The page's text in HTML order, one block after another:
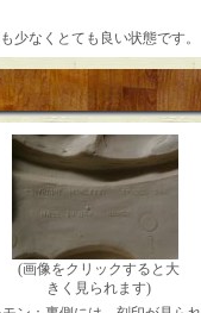
なくとても良い状態です。
(画像をクリックすると大
きく見られます)